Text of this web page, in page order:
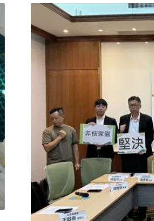
域不正義等七大理由，聲明
妹表示，核能使用、核廢處
術、社會、經濟與政治面向
有109所大專院校與研究機
中研院院士，38位特聘、名